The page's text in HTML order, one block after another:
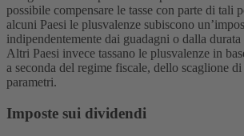
possibile compensare le tasse con parte di tali
alcuni Paesi le plusvalenze subiscono
indipendentemente dai guadagni o dalla
Altri Paesi invece tassano le plusvalenze in
a seconda del regime fiscale, dello scaglione
parametri.
Imposte sui dividendi